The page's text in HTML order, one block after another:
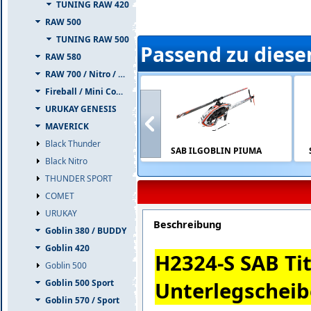
TUNING RAW 420
RAW 500
TUNING RAW 500
RAW 580
RAW 700 / Nitro / PIUMA
Fireball / Mini Comet
URUKAY GENESIS
MAVERICK
Black Thunder
Black Nitro
THUNDER SPORT
COMET
URUKAY
Goblin 380 / BUDDY
Goblin 420
Goblin 500
Goblin 500 Sport
Goblin 570 / Sport
Passend zu
SAB ILGOBLIN PIUMA
Beschreibung
H2324-S SAB